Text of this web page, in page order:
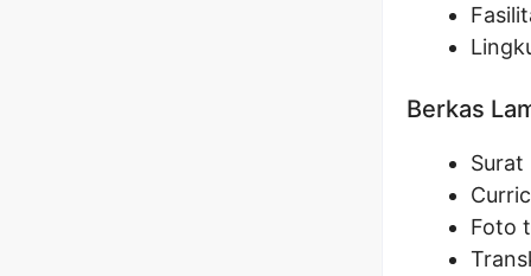
Berkas
Surat
Foto